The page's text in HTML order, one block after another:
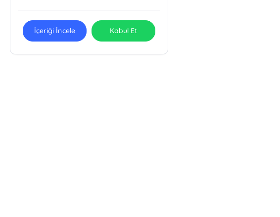
İçeriği İncele Kabul Et